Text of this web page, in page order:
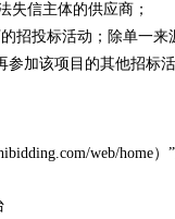
失信主体的供应商；
招投标活动；除单一来
加该项目的其他招标活
web/home）